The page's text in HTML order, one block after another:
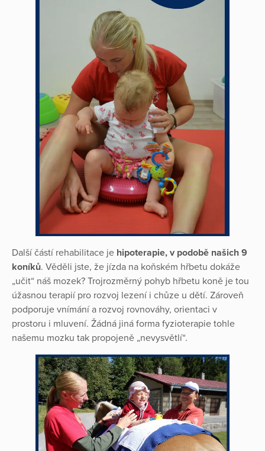
Další částí rehabilitace je hipoterapie, v podobě našich 9
koníků. Věděli jste, že jízda na koňském hřbetu dokáže
„učit“ náš mozek? Trojrozměrný pohyb hřbetu koně je tou
úžasnou terapií pro rozvoj lezení i chůze u dětí. Zároveň
podporuje vnímání a rozvoj rovnováhy, orientaci v
prostoru i mluvení. Žádná jiná forma fyzioterapie tohle
našemu mozku tak propojeně „nevysvětlí“.